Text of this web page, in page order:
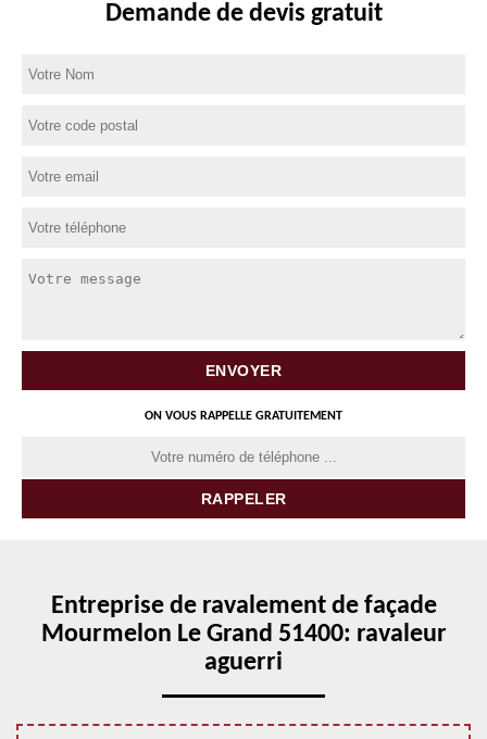
Demande de devis gratuit
ON VOUS RAPPELLE GRATUITEMENT
Entreprise de ravalement de façade
Mourmelon Le Grand 51400: ravaleur
aguerri